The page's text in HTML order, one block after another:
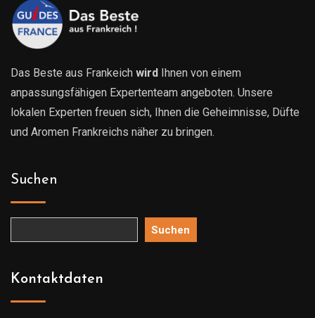
Das Beste aus Frankeich wird
Ihnen von einem
anpassungsfähigen Expertenteam angeboten. Unsere
lokalen Experten freuen sich, Ihnen die Geheimnisse, Düfte
und Aromen Frankreichs näher zu bringen.
Suchen
Suchen
Kontaktdaten